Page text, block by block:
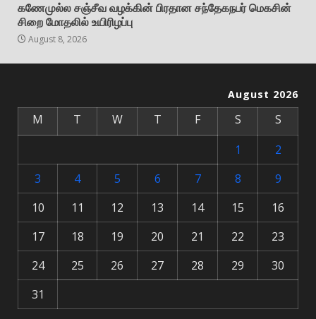
கணேமுல்ல சஞ்சீவ வழக்கின் பிரதான சந்தேகநபர் மெகசின்
சிறை மோதலில் உயிரிழப்பு
August 8, 2026
August 2026
M T W T F S
S
1
2
3
4 5 6 7 8
9
10
11 12 13 14 15
16
17
18 19 20 21 22
23
24
25 26 27 28 29
30
31